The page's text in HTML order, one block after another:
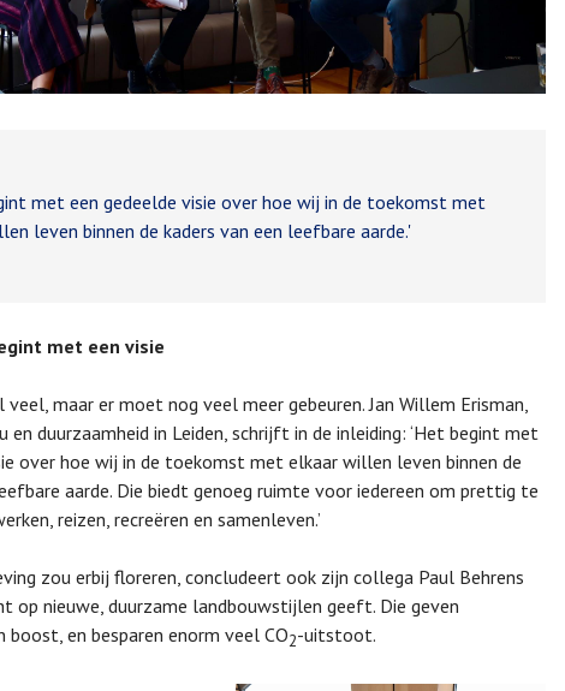
met een gedeelde visie over hoe wij in de toekomst met
leven binnen de kaders van een leefbare aarde.'
met een visie
veel, maar er moet nog veel meer gebeuren. Jan Willem Erisman,
en duurzaamheid in Leiden, schrijft in de inleiding: ‘Het begint met
over hoe wij in de toekomst met elkaar willen leven binnen de
aarde. Die biedt genoeg ruimte voor iedereen om prettig te
reizen, recreëren en samenleven.’
zou erbij floreren, concludeert ook zijn collega Paul Behrens
op nieuwe, duurzame landbouwstijlen geeft. Die geven
boost, en besparen enorm veel CO2-uitstoot.